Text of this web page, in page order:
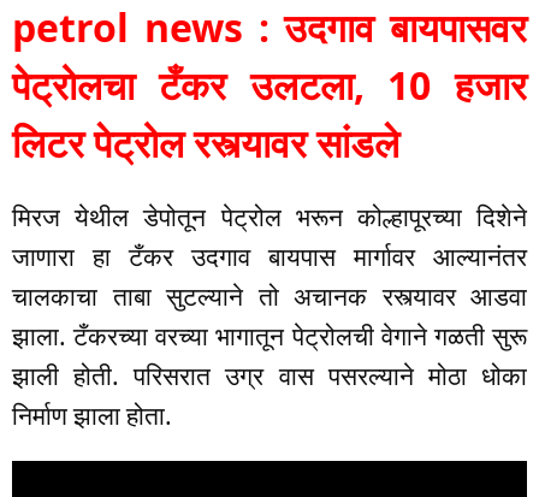
petrol news : उदगाव बायपासवर
पेट्रोलचा टँकर उलटला, 10 हजार
लिटर पेट्रोल रस्त्यावर सांडले
मिरज येथील डेपोतून पेट्रोल भरून कोल्हापूरच्या दिशेने
जाणारा हा टँकर उदगाव बायपास मार्गावर आल्यानंतर
चालकाचा ताबा सुटल्याने तो अचानक रस्त्यावर आडवा
झाला. टँकरच्या वरच्या भागातून पेट्रोलची वेगाने गळती सुरू
झाली होती. परिसरात उग्र वास पसरल्याने मोठा धोका
निर्माण झाला होता.